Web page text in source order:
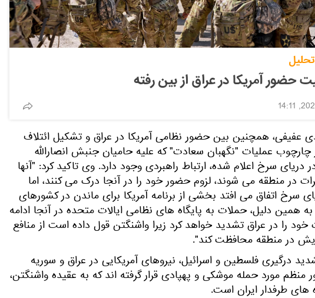
حضور آمریکا در عراق از بین رفته
عفیفی، همچنین بین حضور نظامی آمریکا در عراق و تشکیل ائتلاف
عملیات "نگهبان سعادت" که علیه حامیان جنبش انصارالله
سرخ اعلام شده، ارتباط راهبردی وجود دارد. وی تاکید کرد: "آنها
در منطقه می شوند، لزوم حضور خود را در آنجا درک می کنند، اما
سرخ اتفاق می افتد بخشی از برنامه آمریکا برای ماندن در کشورهای
همین دلیل، حملات به پایگاه های نظامی ایالات متحده در آنجا ادامه
خود را در عراق تشدید خواهد کرد زیرا واشنگتن قول داده است از منافع
در منطقه محافظت کند".
درگیری فلسطین و اسرائیل، نیروهای آمریکایی در عراق و سوریه
منظم مورد حمله موشکی و پهپادی قرار گرفته اند که به عقیده واشنگتن،
های طرفدار ایران است.